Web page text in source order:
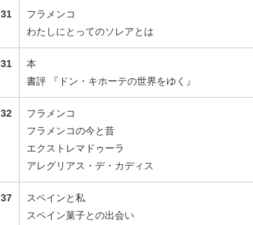
31
フラメンコ
わたしにとってのソレアとは
31
本
書評 『ドン・キホーテの世界をゆく』
32
フラメンコ
フラメンコの今と昔
エクストレマドゥーラ
アレグリアス・デ・カディス
37
スペインと私
スペイン菓子との出会い